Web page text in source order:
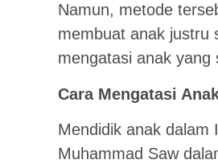
Namun, metode
membuat anak justru
mengatasi anak
Cara Mengatasi
Mendidik anak dalam
Muhammad Saw